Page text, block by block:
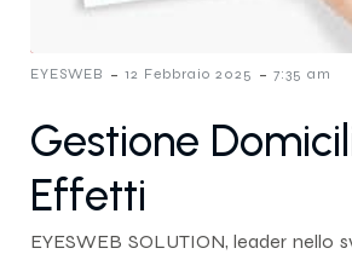
EYESWEB - 12 Febbraio 2025 - 7:35 am
Gestione
Effetti
EYESWEB SOLUTION, leader nello